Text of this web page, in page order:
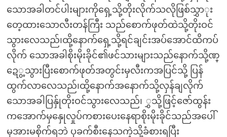
သောအခါတင်ပါးများကိုရှေ့သို့တိုးလိုက်သလိုဖြစ်သွှာုး
တေ့ထားသောလီးတန်ကြီး သည်စောက်ဖုတ်ထဲသို့တိုးဝင်
သွားလေသည်၊ထို့နောက်ရှေ့သို့ရင်ချင်းအပ်အောင်ထိကပ်
လိုက် သောအခါစိုးမိုးခိုင်၏ဖင်သားများသည်နောက်သို့ဏ္
ဍေွ့သွားပြီးစောက်ဖုတ်အတွင်းမှလီးကအပြင်သို့ ပြန်
ထွက်လာလေသည်၊ထို့နောက်အနောက်သို့လှန်ချလိုက်
သောအခါပြန်ှုတိုးဝင်သွားလေသည်၊ ွှသို့ဖြင့်ဇော်ထွန်း
ကအောက်မှနှေုလှုပ်ကစားပေးနေရာစိုးမိုးခိုင်သည်အပေါ်
မှအားမစိုက်ရဘဲ ပုခက်စီးနေသကဲ့သို့ခံစားရပြီး